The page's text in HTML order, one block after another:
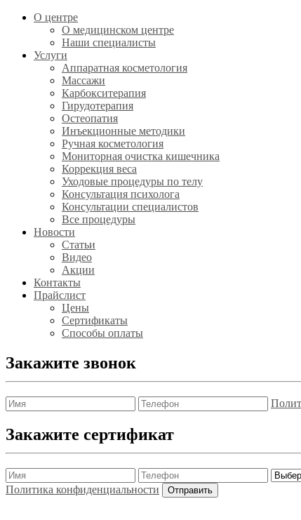
О центре
О медицинском центре
Наши специалисты
Услуги
Аппаратная косметология
Массажи
Карбокситерапия
Гирудотерапия
Остеопатия
Инъекционные методики
Ручная косметология
Мониторная очистка кишечника
Коррекция веса
Уходовые процедуры по телу
Консультация психолога
Консультации специалистов
Все процедуры
Новости
Статьи
Видео
Акции
Контакты
Прайслист
Цены
Сертификаты
Способы оплаты
Закажите звонок
Закажите сертификат
Политика конфиденциальности